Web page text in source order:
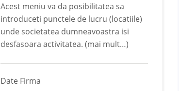
Acest meniu va da posibilitatea sa
introduceti punctele de lucru (locatiile)
unde societatea dumneavoastra isi
desfasoara activitatea. (mai mult…)
Date Firma